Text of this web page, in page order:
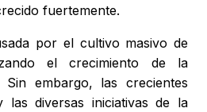
fuertemente.
por el cultivo masivo de
el crecimiento de la
embargo, las crecientes
las diversas iniciativas de la